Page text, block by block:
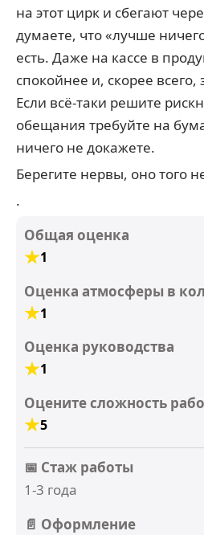
на этот цирк и сбегают
думаете, что «лучше
есть. Даже на кассе в
спокойнее и, скорее
Если всё-таки решите
обещания требуйте на
ничего не докажете.
Берегите нервы, оно того
.
Общая оценка
1
Оценка атмосферы в
1
Оценка руководства
1
Оцените сложность
5
📅 Стаж работы
1-3 года
📄 Оформление